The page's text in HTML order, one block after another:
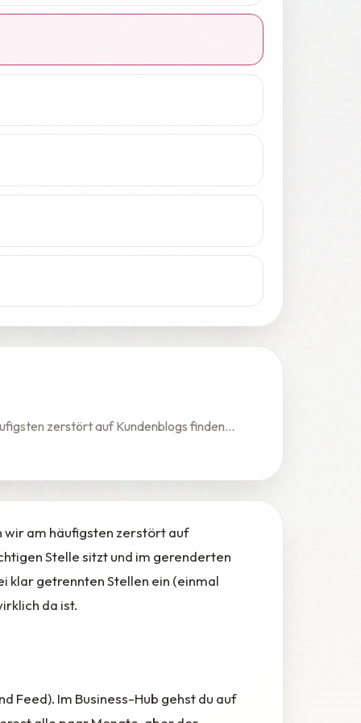
zerstört auf Kundenblogs finden...
wir am häufigsten zerstört auf
Stelle sitzt und im gerenderten
klar getrennten Stellen ein (einmal
da ist.
Feed). Im Business-Hub gehst du auf